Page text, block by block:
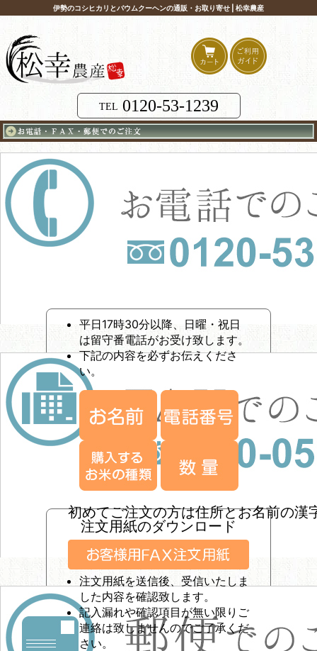
伊勢のコシヒカリとバウムクーヘンの通販・お取り寄せ | 松幸農産
TEL 0120-53-1239
平日17時30分以降、日曜・祝日
は留守番電話がお受け致します。
下記の内容を必ずお伝えくださ
い。
初めてご注文の方は住所とお名前の漢
注文用紙のダウンロード
注文用紙を送信後、受信いたしま
した内容を確認致します。
記入漏れや確認項目が無い限りご
連絡は致しませんのでご了承くだ
さい。